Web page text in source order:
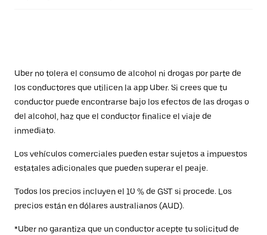
Uber no tolera el consumo de alcohol ni drogas por parte de
los conductores que utilicen la app Uber. Si crees que tu
conductor puede encontrarse bajo los efectos de las drogas o
del alcohol, haz que el conductor finalice el viaje de
inmediato.
Los vehículos comerciales pueden estar sujetos a impuestos
estatales adicionales que pueden superar el peaje.
Todos los precios incluyen el 10 % de GST si procede. Los
precios están en dólares australianos (AUD).
*Uber no garantiza que un conductor acepte tu solicitud de